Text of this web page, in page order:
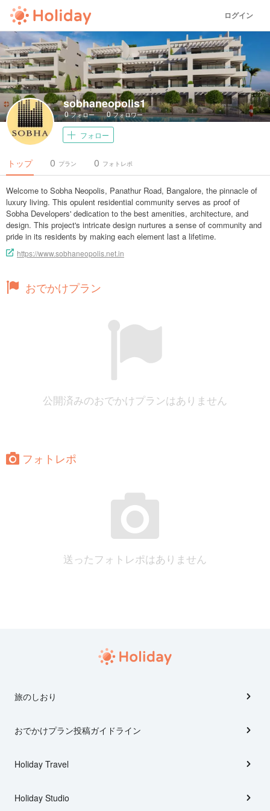
ログイン
sobhaneopolis1
0フォロー 0フォロワー
フォロー
トップ プラン
0 フォトレポ
0
Welcome to Sobha Neopolis, Panathur Road, Bangalore, the pinnacle of
luxury living. This opulent residential community serves as proof of
Sobha Developers' dedication to the best amenities, architecture, and
design. This project's intricate design nurtures a sense of community and
pride in its residents by making each element last a lifetime.
https://www.sobhaneopolis.net.in
おでかけプラン
公開済みのおでかけプランはありません
フォトレポ
送ったフォトレポはありません
旅のしおり
おでかけプラン投稿ガイドライン
Holiday Travel
Holiday Studio